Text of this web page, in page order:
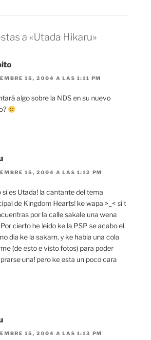
a «Utada Hikaru»
15, 2004 A LAS 1:11 PM
algo sobre la NDS en su nuevo
15, 2004 A LAS 1:12 PM
si es Utada! la cantante del tema
de Kingdom Hearts! ke wapa >_< si t
por la calle sakale una wena
cierto he leido ke la PSP se acabo el
dia ke la sakarn, y ke habia una cola
(de esto e visto fotos) para poder
una! pero ke esta un poco cara
15, 2004 A LAS 1:13 PM